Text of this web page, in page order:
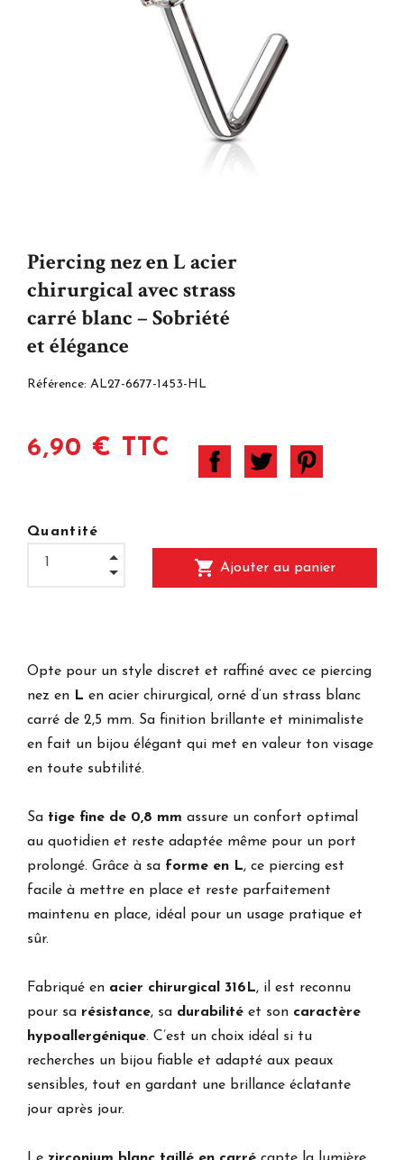
Piercing nez en L acier
chirurgical avec strass
carré blanc – Sobriété
et élégance
Référence: AL27-6677-1453-HL
6,90 € TTC
Quantité
shopping_cart Ajouter au panier
Opte pour un style discret et raffiné avec ce piercing
nez en L en acier chirurgical, orné d’un strass blanc
carré de 2,5 mm. Sa finition brillante et minimaliste
en fait un bijou élégant qui met en valeur ton visage
en toute subtilité.
Sa tige fine de 0,8 mm assure un confort optimal
au quotidien et reste adaptée même pour un port
prolongé. Grâce à sa forme en L, ce piercing est
facile à mettre en place et reste parfaitement
maintenu en place, idéal pour un usage pratique et
sûr.
Fabriqué en acier chirurgical 316L, il est reconnu
pour sa résistance, sa durabilité et son caractère
hypoallergénique. C’est un choix idéal si tu
recherches un bijou fiable et adapté aux peaux
sensibles, tout en gardant une brillance éclatante
jour après jour.